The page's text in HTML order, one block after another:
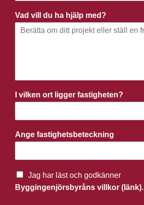
Vad vill du ha hjälp med? *
I vilken ort ligger fastigheten? *
Ange fastighetsbeteckning *
Jag har läst och godkänner
Byggingenjörsbyråns villkor (länk).